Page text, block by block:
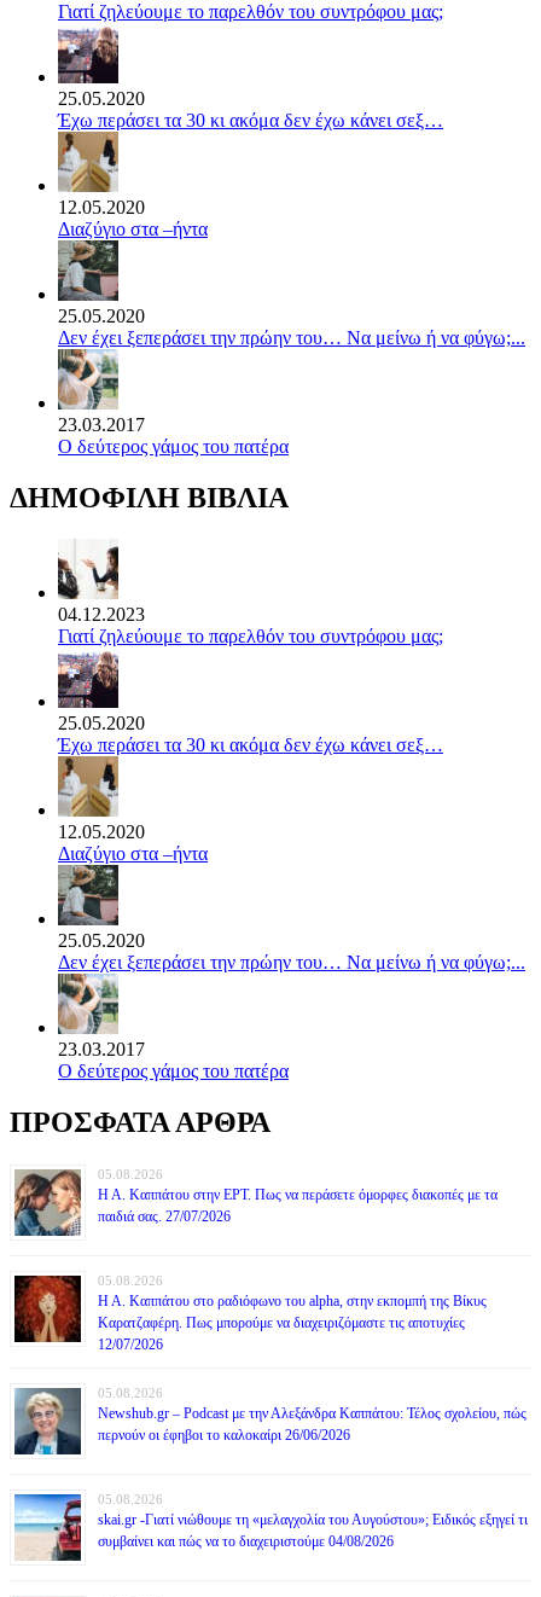
Γιατί ζηλεύουμε το παρελθόν του συντρόφου μας;
25.05.2020
Έχω περάσει τα 30 κι ακόμα δεν έχω κάνει σεξ…
12.05.2020
Διαζύγιο στα –ήντα
25.05.2020
Δεν έχει ξεπεράσει την πρώην του… Να μείνω ή να φύγω;...
23.03.2017
Ο δεύτερος γάμος του πατέρα
ΔΗΜΟΦΙΛΗ ΒΙΒΛΙΑ
04.12.2023
Γιατί ζηλεύουμε το παρελθόν του συντρόφου μας;
25.05.2020
Έχω περάσει τα 30 κι ακόμα δεν έχω κάνει σεξ…
12.05.2020
Διαζύγιο στα –ήντα
25.05.2020
Δεν έχει ξεπεράσει την πρώην του… Να μείνω ή να φύγω;...
23.03.2017
Ο δεύτερος γάμος του πατέρα
ΠΡΟΣΦΑΤΑ ΑΡΘΡΑ
05.08.2026
Η Α. Καππάτου στην ΕΡΤ. Πως να περάσετε όμορφες διακοπές με τα
παιδιά σας. 27/07/2026
05.08.2026
Η Α. Καππάτου στο ραδιόφωνο του alpha, στην εκπομπή της Βίκυς
Καρατζαφέρη. Πως μπορούμε να διαχειριζόμαστε τις αποτυχίες
12/07/2026
05.08.2026
Newshub.gr – Podcast με την Αλεξάνδρα Καππάτου: Τέλος σχολείου, πώς
περνούν οι έφηβοι το καλοκαίρι 26/06/2026
05.08.2026
skai.gr -Γιατί νιώθουμε τη «μελαγχολία του Αυγούστου»; Ειδικός εξηγεί τι
συμβαίνει και πώς να το διαχειριστούμε 04/08/2026